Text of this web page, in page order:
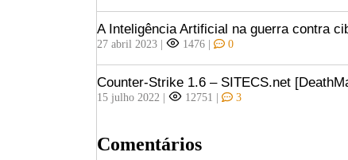
A Inteligência Artificial na guerra contra
27 abril 2023 | 1476 | 0
Counter-Strike 1.6 – SITECS.net
15 julho 2022 | 12751 | 3
Comentários